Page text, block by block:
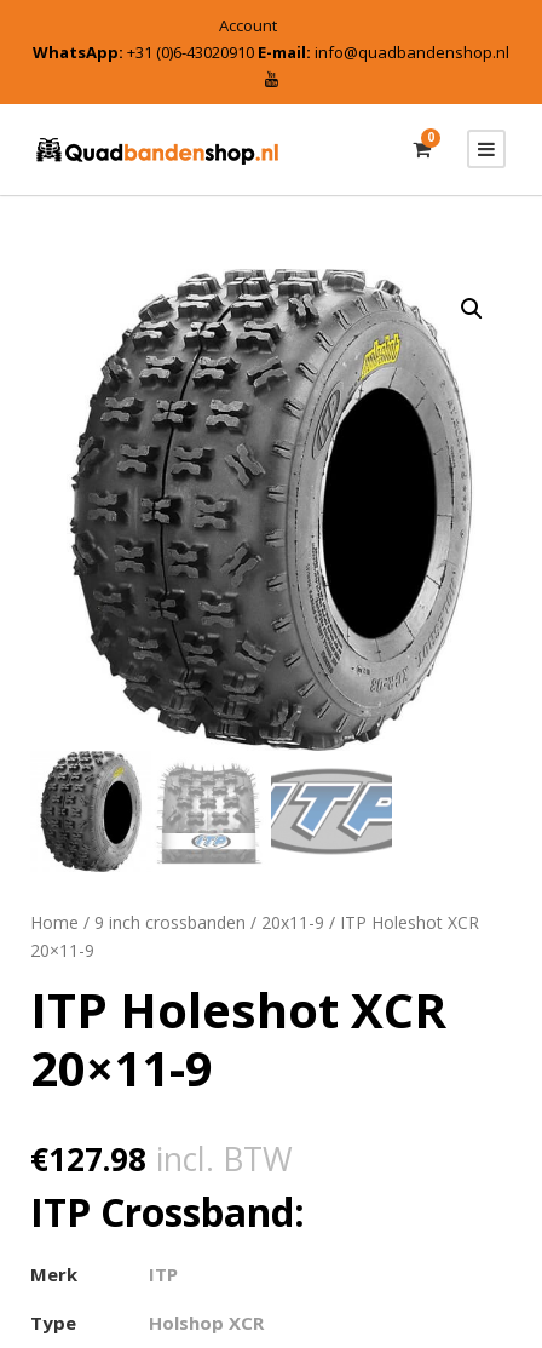
Account
WhatsApp: +31 (0)6-43020910 E-mail: info@quadbandenshop.nl
0
Home / 9 inch crossbanden / 20x11-9 / ITP Holeshot XCR
20×11-9
ITP Holeshot XCR
20×11-9
€127.98 incl. BTW
ITP Crossband:
Merk
ITP
Type
Holshop XCR